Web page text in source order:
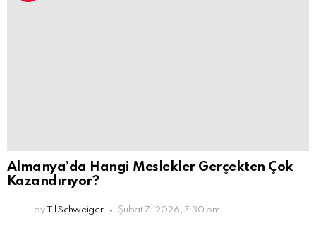
Almanya’da Hangi Meslekler Gerçekten Çok
Kazandırıyor?
by Til Schweiger Şubat 7, 2026, 7:30 pm